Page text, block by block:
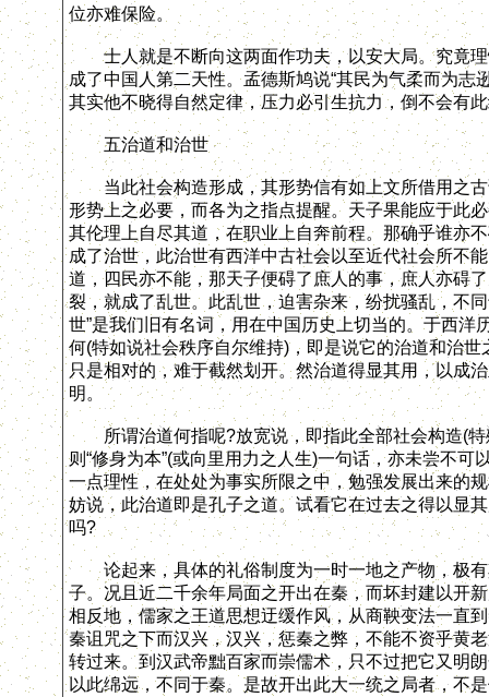
位亦难保险。
士人就是不断向这两面作功夫，以安大局。究竟理
成了中国人第二天性。孟德斯鸠说“其民为气柔而为
其实他不晓得自然定律，压力必引生抗力，倒不会有
五治道和治世
当此社会构造形成，其形势信有如上文所借用之古
形势上之必要，而各为之指点提醒。天子果能应于此
其伦理上自尽其道，在职业上自奔前程。那确乎谁亦
成了治世，此治世有西洋中古社会以至近代社会所不
道，四民亦不能，那天子便碍了庶人的事，庶人亦碍
裂，就成了乱世。此乱世，迫害杂来，纷扰骚乱，不
世”是我们旧有名词，用在中国历史上切当的。于西
何(特如说社会秩序自尔维持)，即是说它的治道和治
只是相对的，难于截然划开。然治道得显其用，以成
明。
所谓治道何指呢?放宽说，即指此全部社会构造(特
则“修身为本”(或向里用力之人生)一句话，亦未尝不
一点理性，在处处为事实所限之中，勉强发展出来的
妨说，此治道即是孔子之道。试看它在过去之得以
吗?
论起来，具体的礼俗制度为一时一地之产物，极有
子。况且近二千余年局面之开出在秦，而坏封建以开
相反地，儒家之王道思想迂缓作风，从商鞅变法一直
秦诅咒之下而汉兴，汉兴，惩秦之弊，不能不资乎黄
转过来。到汉武帝黜百家而崇儒术，只不过把它又明
以此绵远，不同于秦。是故开出此大一统之局者，不